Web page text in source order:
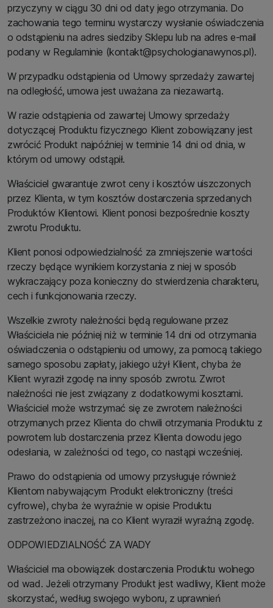
przyczyny w ciągu 30 dni od daty jego otrzymania. Do
zachowania tego terminu wystarczy wysłanie oświadczenia
o odstąpieniu na adres siedziby Sklepu lub na adres e-mail
podany w Regulaminie (kontakt@psychologianawynos.pl).
W przypadku odstąpienia od Umowy sprzedaży zawartej
na odległość, umowa jest uważana za niezawartą.
W razie odstąpienia od zawartej Umowy sprzedaży
dotyczącej Produktu fizycznego Klient zobowiązany jest
zwrócić Produkt najpóźniej w terminie 14 dni od dnia, w
którym od umowy odstąpił.
Właściciel gwarantuje zwrot ceny i kosztów uiszczonych
przez Klienta, w tym kosztów dostarczenia sprzedanych
Produktów Klientowi. Klient ponosi bezpośrednie koszty
zwrotu Produktu.
Klient ponosi odpowiedzialność za zmniejszenie wartości
rzeczy będące wynikiem korzystania z niej w sposób
wykraczający poza konieczny do stwierdzenia charakteru,
cech i funkcjonowania rzeczy.
Wszelkie zwroty należności będą regulowane przez
Właściciela nie później niż w terminie 14 dni od otrzymania
oświadczenia o odstąpieniu od umowy, za pomocą takiego
samego sposobu zapłaty, jakiego użył Klient, chyba że
Klient wyraził zgodę na inny sposób zwrotu. Zwrot
należności nie jest związany z dodatkowymi kosztami.
Właściciel może wstrzymać się ze zwrotem należności
otrzymanych przez Klienta do chwili otrzymania Produktu z
powrotem lub dostarczenia przez Klienta dowodu jego
odesłania, w zależności od tego, co nastąpi wcześniej.
Prawo do odstąpienia od umowy przysługuje również
Klientom nabywającym Produkt elektroniczny (treści
cyfrowe), chyba że wyraźnie w opisie Produktu
zastrzeżono inaczej, na co Klient wyraził wyraźną zgodę.
ODPOWIEDZIALNOŚĆ ZA WADY
Właściciel ma obowiązek dostarczenia Produktu wolnego
od wad. Jeżeli otrzymany Produkt jest wadliwy, Klient może
skorzystać, według swojego wyboru, z uprawnień